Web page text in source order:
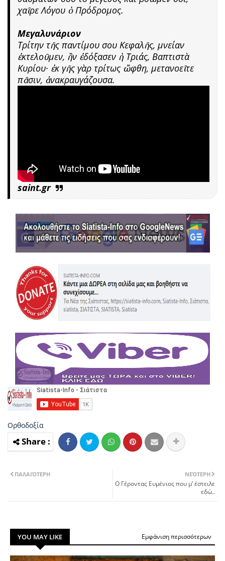
χαῖρε Λόγου ὁ Πρόδρομος.
Μεγαλυνάριον
Τρίτην τῆς παντίμου σου Κεφαλῆς, μνείαν
ἐκτελοῦμεν, ἣν ἐδόξασεν ἡ Τριάς, Βαπτιστὰ
Κυρίου· ἐκ γῆς γὰρ τρίτως ὤφθη, μετανοεῖτε
πᾶσιν, ἀνακραυγάζουσα.
saint.gr
Ορθοδοξία
ΝΕΌΤΕΡΗ
Ο Γέροντας Ευμένιος που μ’ έστειλε
εδώ..
ΠΑΛΑΙΌΤΕΡΗ
YOU MAY LIKE Εμφάνιση περισσότερων